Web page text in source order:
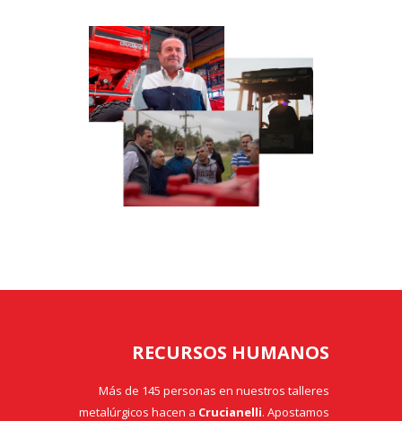
RECURSOS HUMANOS
Más de 145 personas en nuestros talleres
metalúrgicos hacen a Crucianelli. Apostamos